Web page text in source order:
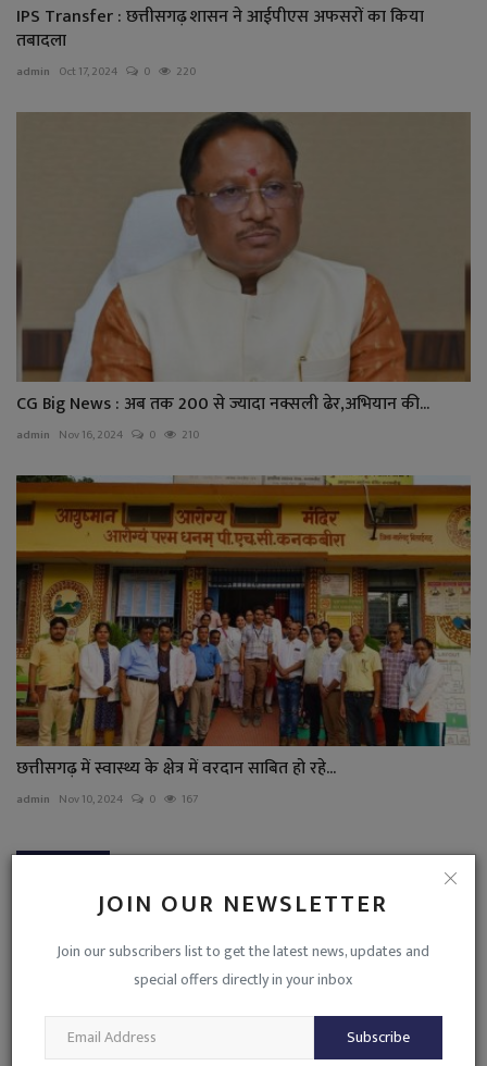
JOIN OUR NEWSLETTER
Join our subscribers list to get the latest news, updates and
special offers directly in your inbox
Subscribe
IPS Transfer : छत्तीसगढ़ शासन ने आईपीएस अफसरों का किया
तबादला
admin Oct 17, 2024 0 220
CG Big News : अब तक 200 से ज्यादा नक्सली ढेर,अभियान की...
admin Nov 16, 2024 0 210
छत्तीसगढ़ में स्वास्थ्य के क्षेत्र में वरदान साबित हो रहे...
admin Nov 10, 2024 0 167
Email